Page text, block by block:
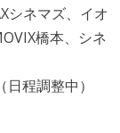
シネマズ、イオ
橋本、シネ
程調整中）